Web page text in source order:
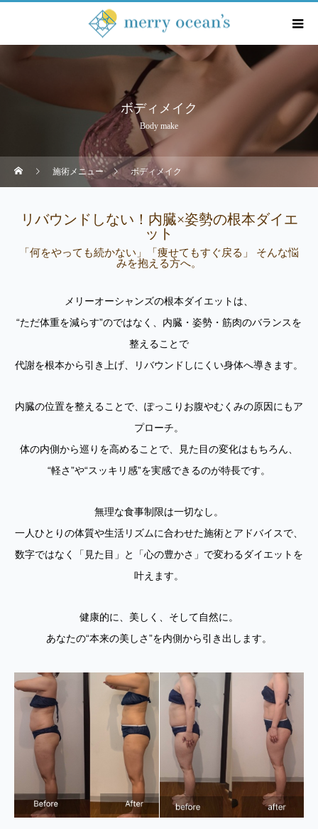
ボディメイク
Body make
施術メニュー ボディメイク
リバウンドしない！内臓×姿勢の根本ダイエ
ット
「何をやっても続かない」「痩せてもすぐ戻る」 そんな悩
みを抱える方へ。
メリーオーシャンズの根本ダイエットは、
“ただ体重を減らす”のではなく、内臓・姿勢・筋肉のバランスを
整えることで
代謝を根本から引き上げ、リバウンドしにくい身体へ導きます。
内臓の位置を整えることで、ぽっこりお腹やむくみの原因にもア
プローチ。
体の内側から巡りを高めることで、見た目の変化はもちろん、
“軽さ”や“スッキリ感”を実感できるのが特長です。
無理な食事制限は一切なし。
一人ひとりの体質や生活リズムに合わせた施術とアドバイスで、
数字ではなく「見た目」と「心の豊かさ」で変わるダイエットを
叶えます。
健康的に、美しく、そして自然に。
あなたの“本来の美しさ”を内側から引き出します。